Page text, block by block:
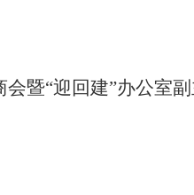
会暨“迎回建”办公室